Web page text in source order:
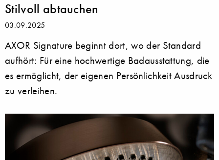
Stilvoll abtauchen
03.09.2025
AXOR Signature beginnt dort, wo der Standard
aufhört: Für eine hochwertige Badausstattung, die
es ermöglicht, der eigenen Persönlichkeit Ausdruck
zu verleihen.